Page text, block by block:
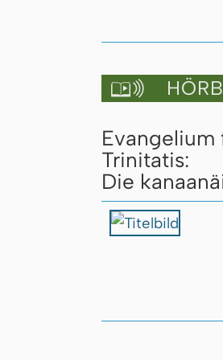

Evangelium
Trinitatis:
Die